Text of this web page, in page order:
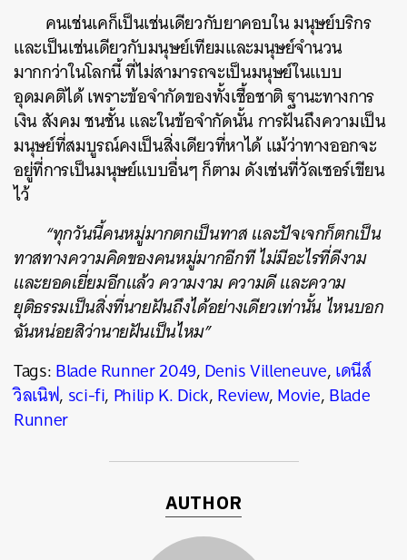
คนเช่นเคก็เป็นเช่นเดียวกับยาคอบใน มนุษย์บริกร
และเป็นเช่นเดียวกับมนุษย์เทียมและมนุษย์จำนวน
มากกว่าในโลกนี้ ที่ไม่สามารถจะเป็นมนุษย์ในแบบ
อุดมคติได้ เพราะข้อจำกัดของทั้งเชื้อชาติ ฐานะทางการ
เงิน สังคม ชนชั้น และในข้อจำกัดนั้น การฝันถึงความเป็น
มนุษย์ที่สมบูรณ์คงเป็นสิ่งเดียวที่หาได้ แม้ว่าทางออกจะ
อยู่ที่การเป็นมนุษย์แบบอื่นๆ ก็ตาม ดังเช่นที่วัลเซอร์เขียน
ไว้
“ทุกวันนี้คนหมู่มากตกเป็นทาส และปัจเจกก็ตกเป็น
ทาสทางความคิดของคนหมู่มากอีกที ไม่มีอะไรที่ดีงาม
และยอดเยี่ยมอีกแล้ว ความงาม ความดี และความ
ยุติธรรมเป็นสิ่งที่นายฝันถึงได้อย่างเดียวเท่านั้น ไหนบอก
ฉันหน่อยสิว่านายฝันเป็นไหม”
Tags:Blade Runner 2049,Denis Villeneuve,เดนีส์
วิลเนิฟ, sci-fi, Philip K. Dick,Review,Movie,Blade
Runner
AUTHOR